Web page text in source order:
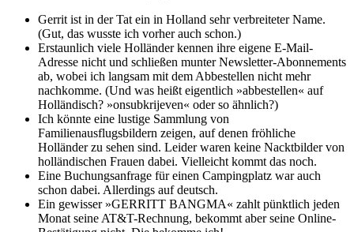
Gerrit ist in der Tat ein in Holland sehr verbreiteter Name.
(Gut, das wusste ich vorher auch schon.)
Erstaunlich viele Holländer kennen ihre eigene E-Mail-
Adresse nicht und schließen munter Newsletter-Abonnements
ab, wobei ich langsam mit dem Abbestellen nicht mehr
nachkomme. (Und was heißt eigentlich »abbestellen« auf
Holländisch? »onsubkrijeven« oder so ähnlich?)
Ich könnte eine lustige Sammlung von
Familienausflugsbildern zeigen, auf denen fröhliche
Holländer zu sehen sind. Leider waren keine Nacktbilder von
holländischen Frauen dabei. Vielleicht kommt das noch.
Eine Buchungsanfrage für einen Campingplatz war auch
schon dabei. Allerdings auf deutsch.
Ein gewisser »GERRITT BANGMA« zahlt pünktlich jeden
Monat seine AT&T-Rechnung, bekommt aber seine Online-